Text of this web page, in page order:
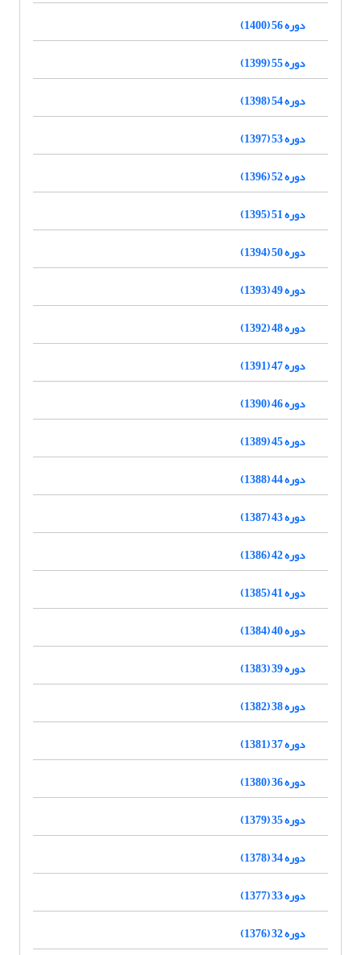
دوره 56 (1400)
دوره 55 (1399)
دوره 54 (1398)
دوره 53 (1397)
دوره 52 (1396)
دوره 51 (1395)
دوره 50 (1394)
دوره 49 (1393)
دوره 48 (1392)
دوره 47 (1391)
دوره 46 (1390)
دوره 45 (1389)
دوره 44 (1388)
دوره 43 (1387)
دوره 42 (1386)
دوره 41 (1385)
دوره 40 (1384)
دوره 39 (1383)
دوره 38 (1382)
دوره 37 (1381)
دوره 36 (1380)
دوره 35 (1379)
دوره 34 (1378)
دوره 33 (1377)
دوره 32 (1376)